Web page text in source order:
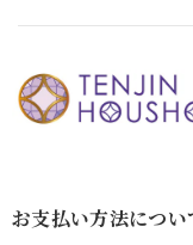
お支払い方法につい